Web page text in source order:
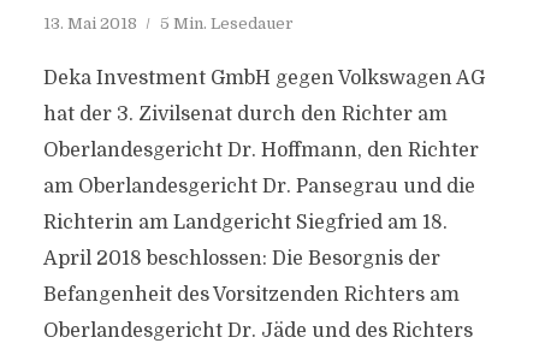
13. Mai 2018 5 Min. Lesedauer
Deka Investment GmbH gegen Volkswagen AG
hat der 3. Zivilsenat durch den Richter am
Oberlandesgericht Dr. Hoffmann, den Richter
am Oberlandesgericht Dr. Pansegrau und die
Richterin am Landgericht Siegfried am 18.
April 2018 beschlossen: Die Besorgnis der
Befangenheit des Vorsitzenden Richters am
Oberlandesgericht Dr. Jäde und des Richters